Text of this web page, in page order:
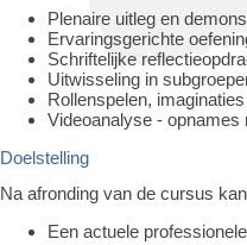
Plenaire uitleg en
Ervaringsgerichte
Schriftelijke
Uitwisseling in
Rollenspelen,
Videoanalyse -
Doelstelling
Na afronding van de cursus
Een actuele